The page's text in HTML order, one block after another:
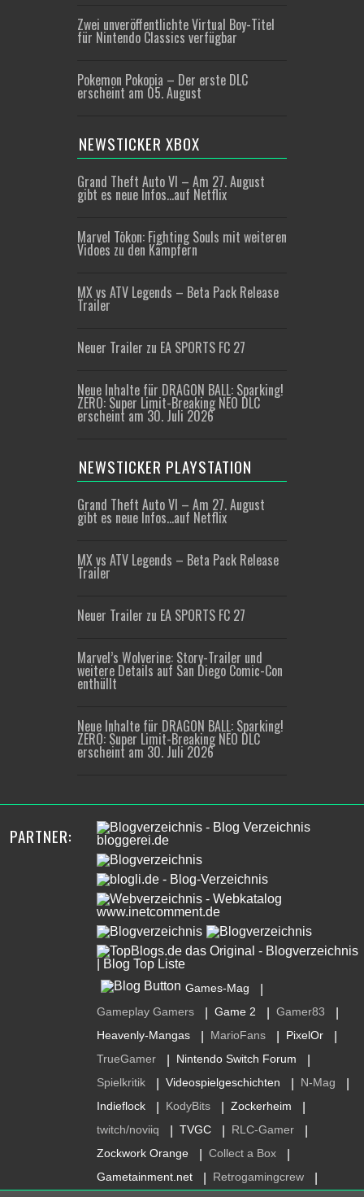
Zwei unveröffentlichte Virtual Boy-Titel
für Nintendo Classics verfügbar
Pokemon Pokopia – Der erste DLC
erscheint am 05. August
NEWSTICKER XBOX
Grand Theft Auto VI – Am 27. August
gibt es neue Infos…auf Netflix
Marvel Tōkon: Fighting Souls mit weiteren
Vidoes zu den Kämpfern
MX vs ATV Legends – Beta Pack Release
Trailer
Neuer Trailer zu EA SPORTS FC 27
Neue Inhalte für DRAGON BALL: Sparking!
ZERO: Super Limit-Breaking NEO DLC
erscheint am 30. Juli 2026
NEWSTICKER PLAYSTATION
Grand Theft Auto VI – Am 27. August
gibt es neue Infos…auf Netflix
MX vs ATV Legends – Beta Pack Release
Trailer
Neuer Trailer zu EA SPORTS FC 27
Marvel’s Wolverine: Story-Trailer und
weitere Details auf San Diego Comic-Con
enthüllt
Neue Inhalte für DRAGON BALL: Sparking!
ZERO: Super Limit-Breaking NEO DLC
erscheint am 30. Juli 2026
PARTNER:
Games-Mag
Gameplay Gamers Game 2 Gamer83
Heavenly-Mangas MarioFans PixelOr
TrueGamer Nintendo Switch Forum
Spielkritik Videospielgeschichten N-Mag
Indieflock KodyBits Zockerheim
twitch/noviiq TVGC RLC-Gamer
Zockwork Orange Collect a Box
Gametainment.net Retrogamingcrew